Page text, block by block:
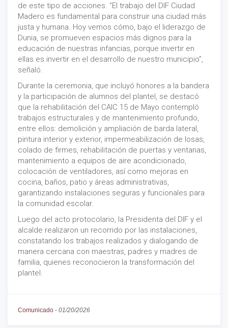
de este tipo de acciones. “El trabajo del DIF Ciudad
Madero es fundamental para construir una ciudad más
justa y humana. Hoy vemos cómo, bajo el liderazgo de
Dunia, se promueven espacios más dignos para la
educación de nuestras infancias, porque invertir en
ellas es invertir en el desarrollo de nuestro municipio”,
señaló.
Durante la ceremonia, que incluyó honores a la bandera
y la participación de alumnos del plantel, se destacó
que la rehabilitación del CAIC 15 de Mayo contempló
trabajos estructurales y de mantenimiento profundo,
entre ellos: demolición y ampliación de barda lateral,
pintura interior y exterior, impermeabilización de losas,
colado de firmes, rehabilitación de puertas y ventanas,
mantenimiento a equipos de aire acondicionado,
colocación de ventiladores, así como mejoras en
cocina, baños, patio y áreas administrativas,
garantizando instalaciones seguras y funcionales para
la comunidad escolar.
Luego del acto protocolario, la Presidenta del DIF y el
alcalde realizaron un recorrido por las instalaciones,
constatando los trabajos realizados y dialogando de
manera cercana con maestras, padres y madres de
familia, quienes reconocieron la transformación del
plantel.
Comunicado - 01/20/2026